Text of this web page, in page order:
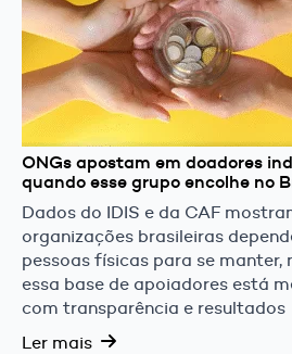
ONGs apostam em doadores
quando esse grupo encolhe no
Dados do IDIS e da CAF
organizações brasileiras
pessoas físicas para se manter,
essa base de apoiadores está
com transparência e resultados
Ler mais